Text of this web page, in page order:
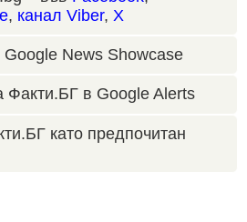
, канал Viber, X
Google News Showcase
Факти.БГ в Google Alerts
като предпочитан